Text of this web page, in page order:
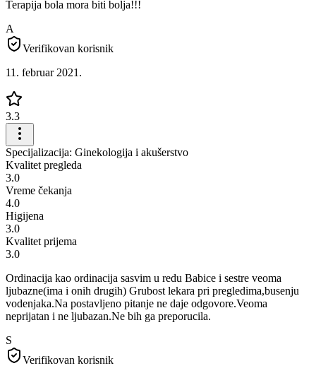
Terapija bola mora biti bolja!!!
A
Verifikovan korisnik
11. februar 2021.
3.3
Specijalizacija: Ginekologija i akušerstvo
Kvalitet pregleda
3.0
Vreme čekanja
4.0
Higijena
3.0
Kvalitet prijema
3.0
Ordinacija kao ordinacija sasvim u redu Babice i sestre veoma
ljubazne(ima i onih drugih) Grubost lekara pri pregledima,busenju
vodenjaka.Na postavljeno pitanje ne daje odgovore.Veoma
neprijatan i ne ljubazan.Ne bih ga preporucila.
S
Verifikovan korisnik